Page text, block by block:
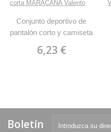
Conjunto deportivo de
pantalón corto y camiseta
6,23 €
Boletín